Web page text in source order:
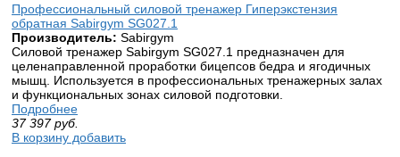
Профессиональный силовой тренажер Гиперэкстензия
обратная Sabirgym SG027.1
Производитель: Sabirgym
Силовой тренажер Sabirgym SG027.1 предназначен для
целенаправленной проработки бицепсов бедра и ягодичных
мышц. Используется в профессиональных тренажерных залах
и функциональных зонах силовой подготовки.
Подробнее
37 397 руб.
В корзину добавить